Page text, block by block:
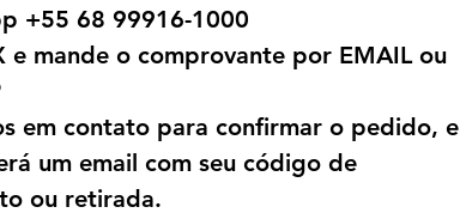
+55 68 99916-1000
e mande o comprovante por EMAIL ou
em contato para confirmar o pedido, e
um email com seu código de
ou retirada.